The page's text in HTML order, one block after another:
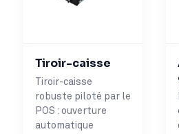
Tiroir-caisse
Tiroir-caisse
robuste piloté par le
POS : ouverture
automatique